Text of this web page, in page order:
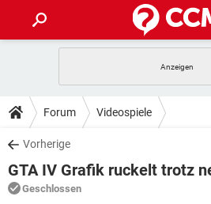
ANDROID
WINDOWS 10
WHATSAPP
FACEBOOK
TIPPS & TRICKS
SPIELE
WINDOWS 10
DOWNLOADS
SPIELE
ANDROID
FORUM
Forum Videospiele
Vorherige
GTA IV Grafik ruckelt trotz
Geschlossen